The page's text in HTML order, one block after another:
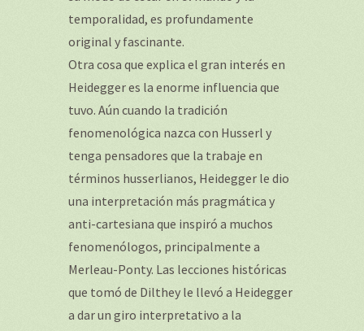
temporalidad, es profundamente
original y fascinante.
Otra cosa que explica el gran interés en
Heidegger es la enorme influencia que
tuvo. Aún cuando la tradición
fenomenológica nazca con Husserl y
tenga pensadores que la trabaje en
términos husserlianos, Heidegger le dio
una interpretación más pragmática y
anti-cartesiana que inspiró a muchos
fenomenólogos, principalmente a
Merleau-Ponty. Las lecciones históricas
que tomó de Dilthey le llevó a Heidegger
a dar un giro interpretativo a la